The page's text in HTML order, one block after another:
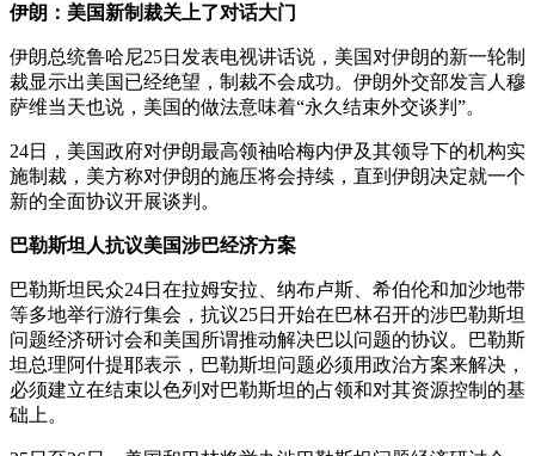
伊朗：美国新制裁关上了对话大门
伊朗总统鲁哈尼25日发表电视讲话说，美国对伊朗的新一轮制
裁显示出美国已经绝望，制裁不会成功。伊朗外交部发言人穆
萨维当天也说，美国的做法意味着“永久结束外交谈判”。
24日，美国政府对伊朗最高领袖哈梅内伊及其领导下的机构实
施制裁，美方称对伊朗的施压将会持续，直到伊朗决定就一个
新的全面协议开展谈判。
巴勒斯坦人抗议美国涉巴经济方案
巴勒斯坦民众24日在拉姆安拉、纳布卢斯、希伯伦和加沙地带
等多地举行游行集会，抗议25日开始在巴林召开的涉巴勒斯坦
问题经济研讨会和美国所谓推动解决巴以问题的协议。巴勒斯
坦总理阿什提耶表示，巴勒斯坦问题必须用政治方案来解决，
必须建立在结束以色列对巴勒斯坦的占领和对其资源控制的基
础上。